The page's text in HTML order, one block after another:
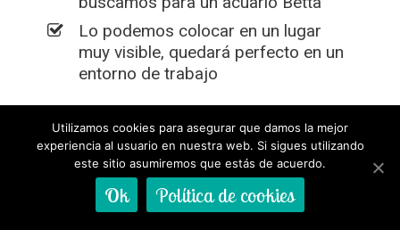
Lo podemos colocar en un lugar
muy visible, quedará perfecto en un
entorno de trabajo
Contras:
Utilizamos cookies para asegurar que damos la mejor
experiencia al usuario en nuestra web. Si sigues utilizando
este sitio asumiremos que estás de acuerdo.
Ok Política de cookies